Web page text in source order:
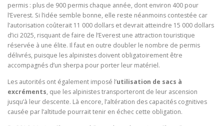
permis : plus de 900 permis chaque année, dont environ 400 pour
l’Everest. Si l’idée semble bonne, elle reste néanmoins contestée car
l’autorisation coûterait 11 000 dollars et devrait atteindre 15 000 dollars
d’ici 2025, risquant de faire de l’Everest une attraction touristique
réservée à une élite. Il faut en outre doubler le nombre de permis
délivrés, puisque les alpinistes doivent obligatoirement être
accompagnés d’un sherpa pour porter leur matériel.
Les autorités ont également imposé l’utilisation de sacs à
excréments, que les alpinistes transporteront de leur ascension
jusqu’à leur descente. Là encore, l’altération des capacités cognitives
causée par l’altitude pourrait tenir en échec cette obligation.